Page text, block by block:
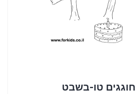
חוגגים טו-בשבט